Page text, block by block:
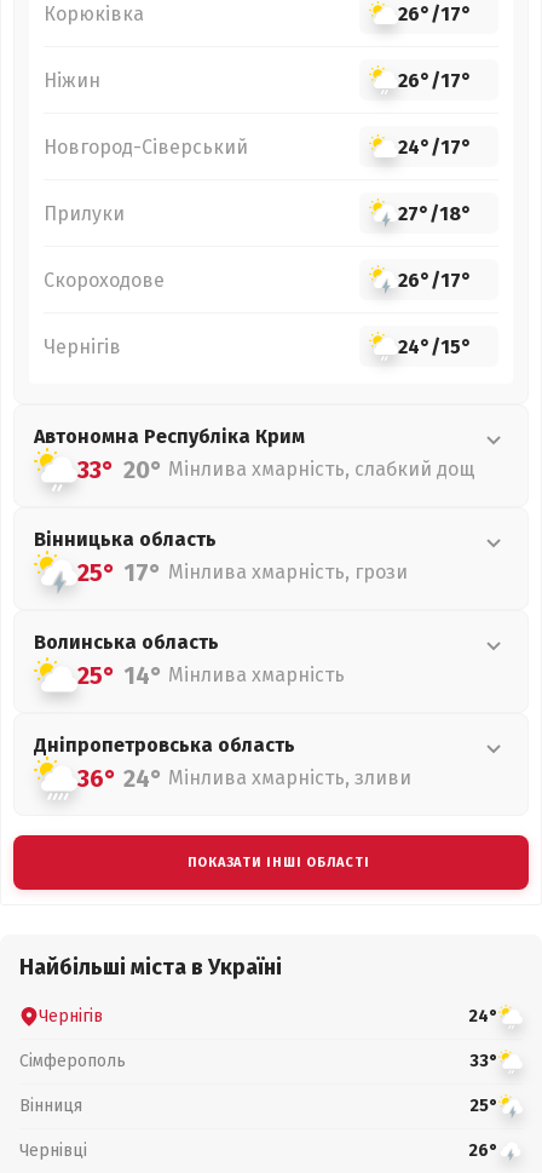
Корюківка 26°/17°
Ніжин 26°/17°
Новгород-Сіверський 24°/17°
Прилуки 27°/18°
Скороходове 26°/17°
Чернігів 24°/15°
Автономна Республіка Крим
33° 20° Мінлива хмарність, слабкий дощ
Вінницька область
25° 17° Мінлива хмарність, грози
Волинська область
25° 14° Мінлива хмарність
Дніпропетровська область
36° 24° Мінлива хмарність, зливи
ПОКАЗАТИ ІНШІ ОБЛАСТІ
Найбільші міста в Україні
Чернігів 24°
Сімферополь 33°
Вінниця 25°
Чернівці 26°